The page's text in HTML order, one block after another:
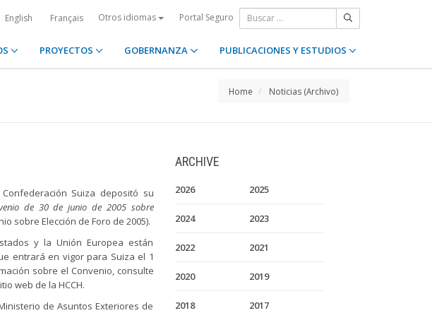
English Français Otros idiomas Portal Seguro
PROYECTOS GOBERNANZA PUBLICACIONES Y ESTUDIOS
Home Noticias (Archivo)
Suiza depositó su
de 30 de junio de 2005 sobre
sobre Elección de Foro de 2005).
y la Unión Europea están
entrará en vigor para Suiza el 1
sobre el Convenio, consulte
web de la HCCH.
de Asuntos Exteriores de
ARCHIVE
2026 2025
2024 2023
2022 2021
2020 2019
2018 2017